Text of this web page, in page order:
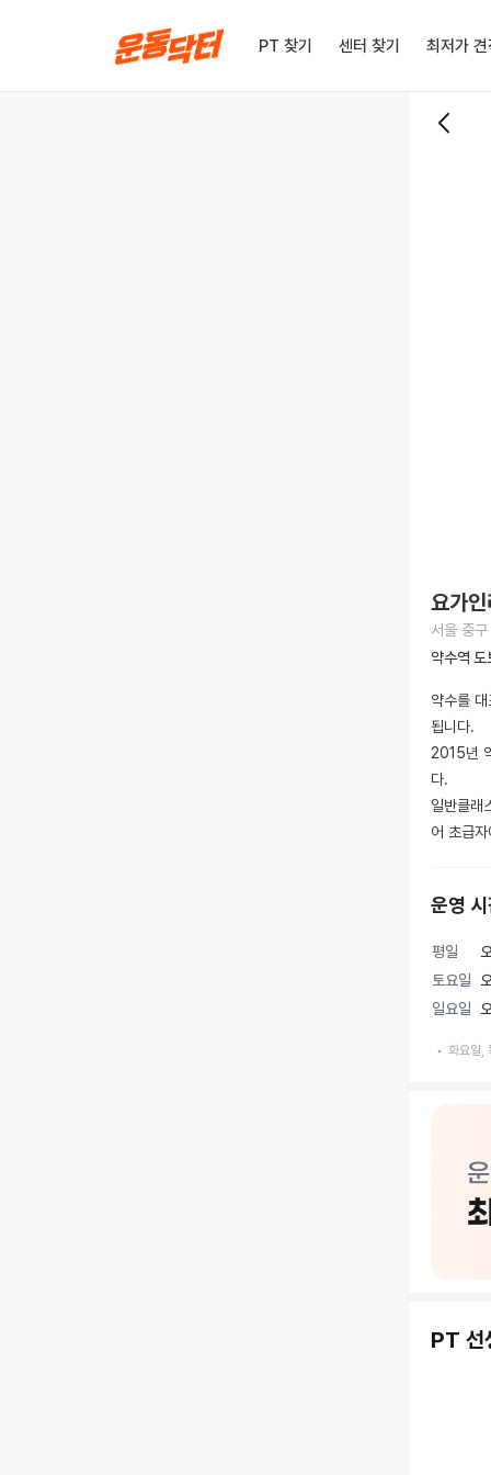
PT 찾기 센터 찾기 최저가
요가
서울 중
약수역 도
약수를
됩니다.
2015년
다.
일반클래
어 초급
문의는
운영
평일
토요일
일요일
화요일,
PT 선